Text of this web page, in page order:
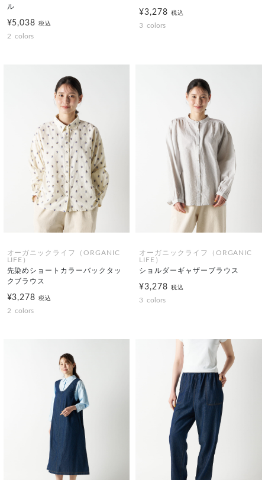
ル
¥5,038税込
2 colors
¥3,278 税込
3 colors
オーガニックライフ（ORGANIC
LIFE）
先染めショートカラーバックタッ
クブラウス
¥3,278税込
2 colors
オーガニックライフ（ORGANIC
LIFE）
ショルダーギャザーブラウス
¥3,278 税込
3 colors